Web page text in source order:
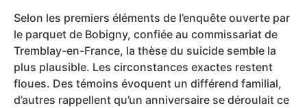
Selon les premiers éléments de l’enquête ouverte par
le parquet de Bobigny, confiée au commissariat de
Tremblay-en-France, la thèse du suicide semble la
plus plausible. Les circonstances exactes restent
floues. Des témoins évoquent un différend familial,
d’autres rappellent qu’un anniversaire se déroulait ce